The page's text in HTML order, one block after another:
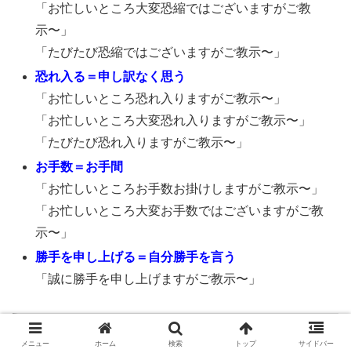
「お忙しいところ大変恐縮ではございますがご教
示〜」
「たびたび恐縮ではございますがご教示〜」
恐れ入る＝申し訳なく思う
「お忙しいところ恐れ入りますがご教示〜」
「お忙しいところ大変恐れ入りますがご教示〜」
「たびたび恐れ入りますがご教示〜」
お手数＝お手間
「お忙しいところお手数お掛けしますがご教示〜」
「お忙しいところ大変お手数ではございますがご教
示〜」
勝手を申し上げる＝自分勝手を言う
「誠に勝手を申し上げますがご教示〜」
「ご教示ください」でもOKだけど…もう少し
丁寧に！
メニュー ホーム 検索 トップ サイドバー